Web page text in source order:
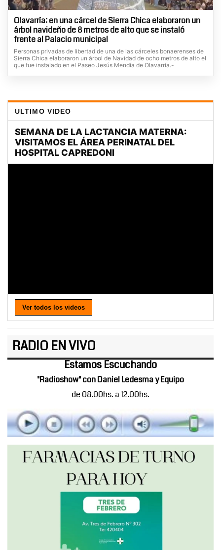
Olavarría: en una cárcel de Sierra Chica elaboraron un
árbol navideño de 8 metros de alto que se instaló
frente al Palacio municipal
Personas privadas de libertad de una de las cárceles bonaerenses de
Sierra Chica elaboraron un árbol de Navidad de ocho metros de alto el
que fue instalado en el Paseo Jesús Mendía de Olavarría.-
ULTIMO VIDEO
Ver todos los videos
RADIO EN VIVO
Estamos Escuchando
"Radioshow" con Daniel Ledesma y Equipo
de 08.00hs. a 12.00hs.